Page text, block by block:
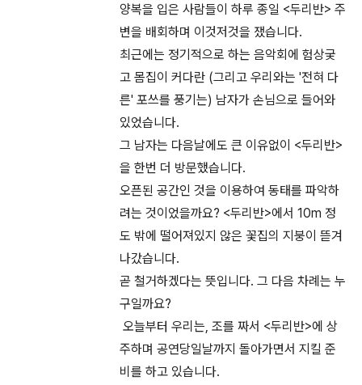
양복을 입은 사람들이 하루 종일 <두리반> 주
변을 배회하며 이것저것을 쟀습니다.
최근에는 정기적으로 하는 음악회에 험상궂
고 몸집이 커다란 (그리고 우리와는 '전혀 다
른' 포쓰를 풍기는) 남자가 손님으로 들어와
있었습니다.
그 남자는 다음날에도 큰 이유없이 <두리반>
을 한번 더 방문했습니다.
오픈된 공간인 것을 이용하여 동태를 파악하
려는 것이었을까요? <두리반>에서 10m 정
도 밖에 떨어져있지 않은 꽃집의 지붕이 뜯겨
나갔습니다.
곧 철거하겠다는 뜻입니다. 그 다음 차례는 누
구일까요?
오늘부터 우리는, 조를 짜서 <두리반>에 상
주하며 공연당일날까지 돌아가면서 지킬 준
비를 하고 있습니다.